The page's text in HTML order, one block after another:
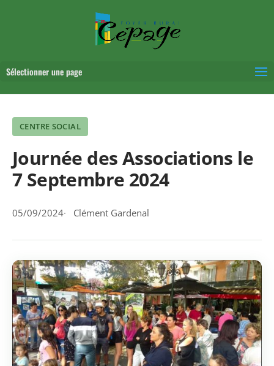
Sélectionner une page
CENTRE SOCIAL
Journée des Associations le
7 Septembre 2024
05/09/2024 Clément Gardenal